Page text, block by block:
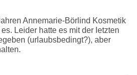
Annemarie-Börlind Kosmetik
Leider hatte es mit der letzten
(urlaubsbedingt?), aber